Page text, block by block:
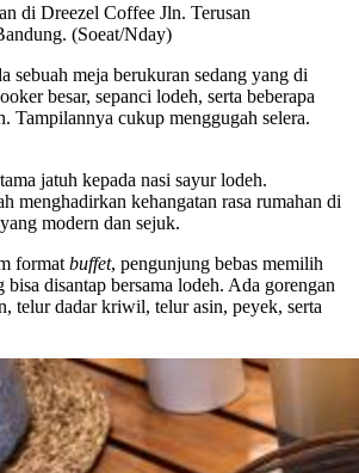
di Dreezel Coffee Jln. Terusan
(Soeat/Nday)
sebuah meja berukuran sedang yang di
besar, sepanci lodeh, serta beberapa
Tampilannya cukup menggugah selera.
jatuh kepada nasi sayur lodeh.
menghadirkan kehangatan rasa rumahan di
modern dan sejuk.
format buffet, pengunjung bebas memilih
disantap bersama lodeh. Ada gorengan
telur dadar kriwil, telur asin, peyek, serta